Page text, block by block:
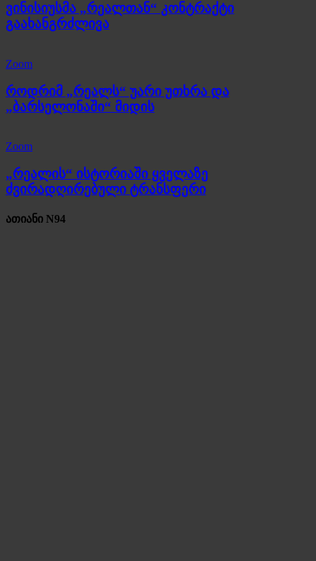
ვინისიუსმა „რეალთან“ კონტრაქტი
გაახანგრძლივა
Zoom
როდრიმ „რეალს“ უარი უთხრა და
„ბარსელონაში“ მიდის
Zoom
„რეალის“ ისტორიაში ყველაზე
ძვირადღირებული ტრანსფერი
ათიანი N94